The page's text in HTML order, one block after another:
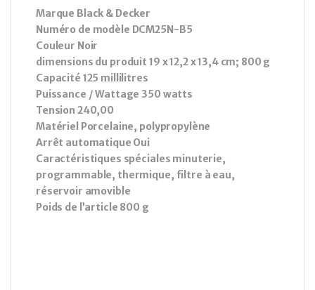
Marque ‎Black & Decker
Numéro de modèle ‎DCM25N-B5
Couleur Noir
dimensions du produit ‎19 x 12,2 x 13,4 cm; 800 g
Capacité ‎125 millilitres
Puissance / Wattage ‎350 watts
Tension ‎240,00
Matériel Porcelaine, polypropylène
Arrêt automatique Oui
Caractéristiques spéciales ‎minuterie,
programmable, thermique, filtre à eau,
réservoir amovible
Poids de l’article 800 g